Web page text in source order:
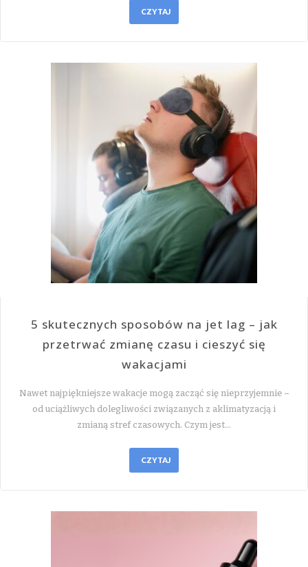
CZYTAJ
5 skutecznych sposobów na jet lag – jak
przetrwać zmianę czasu i cieszyć się
wakacjami
Nawet najpiękniejsze wakacje mogą zacząć się nieprzyjemnie –
od uciążliwych dolegliwości związanych z aklimatyzacją i
zmianą stref czasowych. Czym jest…
CZYTAJ